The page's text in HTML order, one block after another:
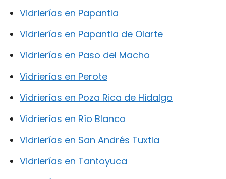
Vidrierías en Papantla
Vidrierías en Papantla de Olarte
Vidrierías en Paso del Macho
Vidrierías en Perote
Vidrierías en Poza Rica de Hidalgo
Vidrierías en Río Blanco
Vidrierías en San Andrés Tuxtla
Vidrierías en Tantoyuca